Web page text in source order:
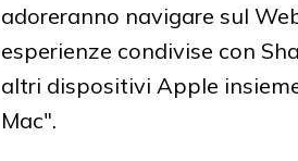
adoreranno navigare sul
esperienze condivise con
altri dispositivi Apple
Mac".